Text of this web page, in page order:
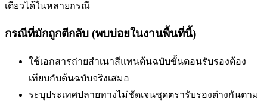
เดียวได้ในหลายกรณี
กรณีที่มักถูกตีกลับ (พบบ่อยในงานพื้นที่นี้)
ใช้เอกสารถ่ายสำเนาสีแทนต้นฉบับขั้นตอนรับรองต้อง
เทียบกับต้นฉบับจริงเสมอ
ระบุประเทศปลายทางไม่ชัดเจนชุดตรารับรองต่างกันตาม